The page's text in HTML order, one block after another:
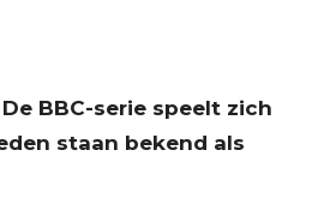
BBC-serie speelt zich
staan bekend als